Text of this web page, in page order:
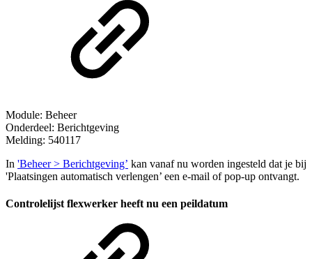
Module: Beheer
Onderdeel: Berichtgeving
Melding: 540117
In 'Beheer > Berichtgeving’ kan vanaf nu worden ingesteld dat je bij
'Plaatsingen automatisch verlengen’ een e-mail of pop-up ontvangt.
Controlelijst flexwerker heeft nu een peildatum